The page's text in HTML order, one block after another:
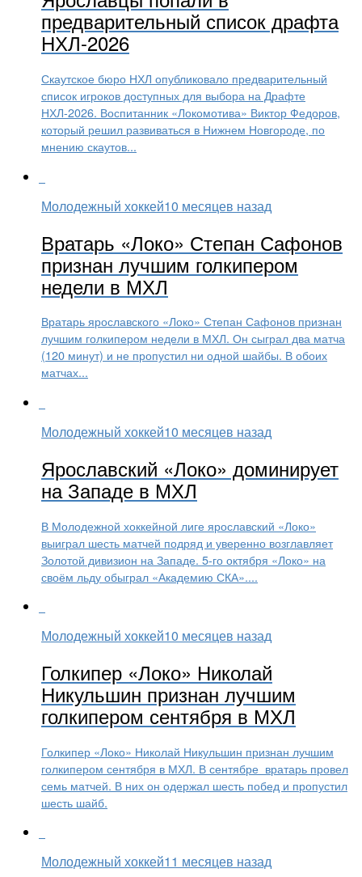
предварительный список драфта
НХЛ-2026
Скаутское бюро НХЛ опубликовало предварительный
список игроков доступных для выбора на Драфте
НХЛ-2026. Воспитанник «Локомотива» Виктор Федоров,
который решил развиваться в Нижнем Новгороде, по
мнению скаутов...
Молодежный хоккей10 месяцев назад
Вратарь «Локо» Степан Сафонов
признан лучшим голкипером
недели в МХЛ
Вратарь ярославского «Локо» Степан Сафонов признан
лучшим голкипером недели в МХЛ. Он сыграл два матча
(120 минут) и не пропустил ни одной шайбы. В обоих
матчах...
Молодежный хоккей10 месяцев назад
Ярославский «Локо» доминирует
на Западе в МХЛ
В Молодежной хоккейной лиге ярославский «Локо»
выиграл шесть матчей подряд и уверенно возглавляет
Золотой дивизион на Западе. 5-го октября «Локо» на
своём льду обыграл «Академию СКА»....
Молодежный хоккей10 месяцев назад
Голкипер «Локо» Николай
Никульшин признан лучшим
голкипером сентября в МХЛ
Голкипер «Локо» Николай Никульшин признан лучшим
голкипером сентября в МХЛ. В сентябре вратарь провел
семь матчей. В них он одержал шесть побед и пропустил
шесть шайб.
Молодежный хоккей11 месяцев назад